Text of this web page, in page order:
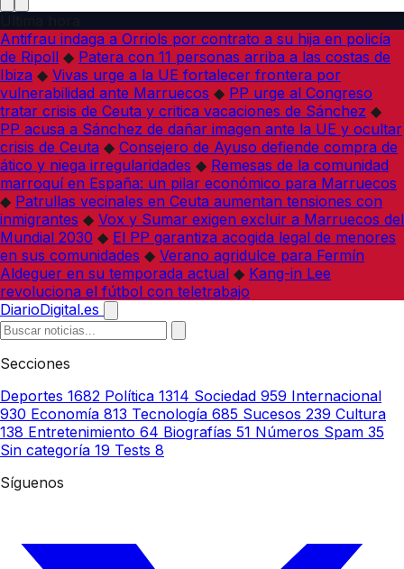
Antifrau indaga a Orriols por contrato a su hija en policía
de Ripoll ◆ Patera con 11 personas arriba a las costas de
Ibiza ◆ Vivas urge a la UE fortalecer frontera por
vulnerabilidad ante Marruecos ◆ PP urge al Congreso
tratar crisis de Ceuta y critica vacaciones de Sánchez ◆
PP acusa a Sánchez de dañar imagen ante la UE y ocultar
crisis de Ceuta ◆ Consejero de Ayuso defiende compra de
ático y niega irregularidades ◆ Remesas de la comunidad
marroquí en España: un pilar económico para Marruecos
◆ Patrullas vecinales en Ceuta aumentan tensiones con
inmigrantes ◆ Vox y Sumar exigen excluir a Marruecos del
Mundial 2030 ◆ El PP garantiza acogida legal de menores
en sus comunidades ◆ Verano agridulce para Fermín
Aldeguer en su temporada actual ◆ Kang-in Lee
revoluciona el fútbol con teletrabajo
DiarioDigital.es
Secciones
Deportes 1682 Política 1314 Sociedad 959 Internacional
930 Economía 813 Tecnología 685 Sucesos 239 Cultura
138 Entretenimiento 64 Biografías 51 Números Spam 35
Sin categoría 19 Tests 8
Síguenos